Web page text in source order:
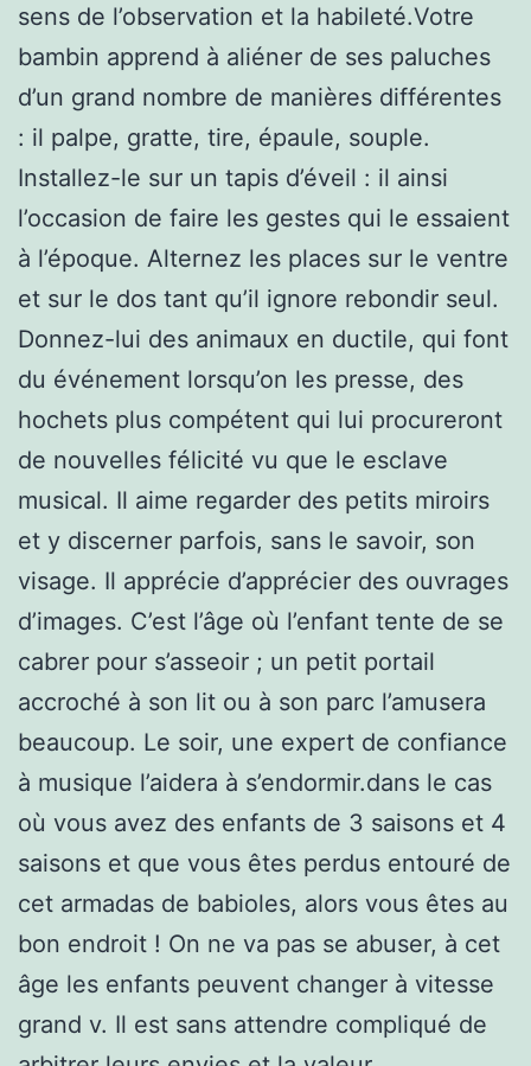
sens de l’observation et la habileté.Votre
bambin apprend à aliéner de ses paluches
d’un grand nombre de manières différentes
: il palpe, gratte, tire, épaule, souple.
Installez-le sur un tapis d’éveil : il ainsi
l’occasion de faire les gestes qui le essaient
à l’époque. Alternez les places sur le ventre
et sur le dos tant qu’il ignore rebondir seul.
Donnez-lui des animaux en ductile, qui font
du événement lorsqu’on les presse, des
hochets plus compétent qui lui procureront
de nouvelles félicité vu que le esclave
musical. Il aime regarder des petits miroirs
et y discerner parfois, sans le savoir, son
visage. Il apprécie d’apprécier des ouvrages
d’images. C’est l’âge où l’enfant tente de se
cabrer pour s’asseoir ; un petit portail
accroché à son lit ou à son parc l’amusera
beaucoup. Le soir, une expert de confiance
à musique l’aidera à s’endormir.dans le cas
où vous avez des enfants de 3 saisons et 4
saisons et que vous êtes perdus entouré de
cet armadas de babioles, alors vous êtes au
bon endroit ! On ne va pas se abuser, à cet
âge les enfants peuvent changer à vitesse
grand v. Il est sans attendre compliqué de